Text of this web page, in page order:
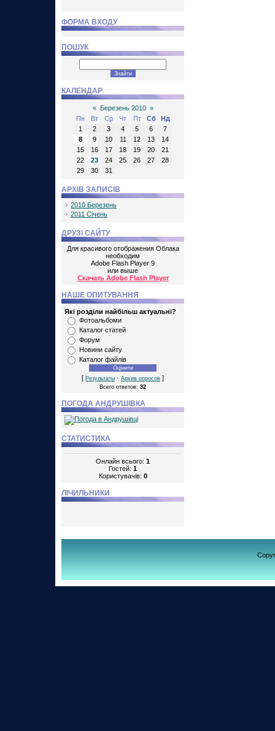
ФОРМА ВХОДУ
ПОШУК
КАЛЕНДАР
« Березень 2010 »
Пн
Вт Ср Чт Пт Сб
Нд
1
2 3 4 5 6
7
8
9 10 11 12 13
14
15
16 17 18 19 20
21
22
23 24 25 26 27
28
29
30 31
АРХІВ ЗАПИСІВ
2010 Березень
2011 Січень
ДРУЗІ САЙТУ
Для красивого отображения Облака
необходим
Adobe Flash Player 9
или выше
Скачать Adobe Flash Player
НАШЕ ОПИТУВАННЯ
Які розділи найбільш актуальні?
Фотоальбоми
Каталог статей
Форум
Новини сайту
Каталог файлів
[ Результаты · Архив опросов ]
Всего ответов: 32
ПОГОДА АНДРУШІВКА
СТАТИСТИКА
Онлайн всього: 1
Гостей: 1
Користувачів: 0
ЛІЧИЛЬНИКИ